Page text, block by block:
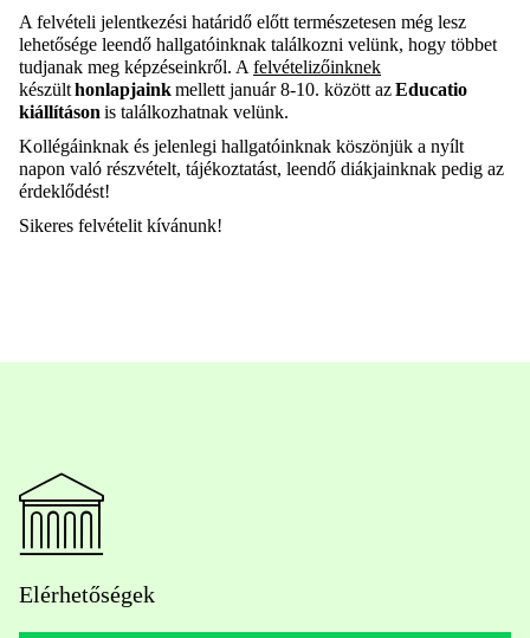
A felvételi jelentkezési határidő előtt természetesen még lesz
lehetősége leendő hallgatóinknak találkozni velünk, hogy többet
tudjanak meg képzéseinkről. A felvételizőinknek
készülthonlapjainkmellett január 8-10. között azEducatio
kiállításon is találkozhatnak velünk.
Kollégáinknak és jelenlegi hallgatóinknak köszönjük a nyílt
napon való részvételt, tájékoztatást, leendő diákjainknak pedig az
érdeklődést!
Sikeres felvételit kívánunk!
Elérhetőségek